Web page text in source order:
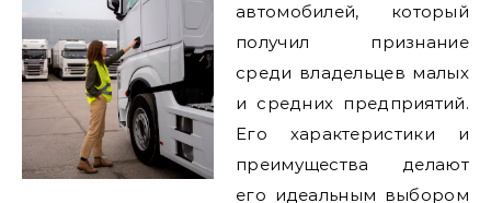
автомобилей, который
получил признание
среди владельцев малых
и средних предприятий.
Его характеристики и
преимущества делают
его идеальным выбором